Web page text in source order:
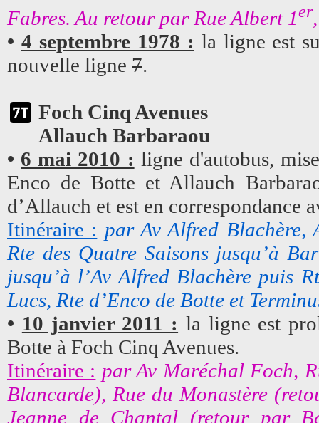
Fabres. Au retour par Rue Albert 1er
• 4 septembre 1978 : la ligne est
nouvelle ligne 7.
Foch Cinq Avenues
Allauch Barbaraou
• 6 mai 2010 : ligne d'autobus,
Enco de Botte et Allauch
d’Allauch et est en correspondance
Itinéraire : par Av Alfred Blachère,
Rte des Quatre Saisons jusqu’à
jusqu’à l’Av Alfred Blachère puis
Lucs, Rte d’Enco de Botte et
• 10 janvier 2011 : la ligne est
Botte à Foch Cinq Avenues.
Itinéraire : par Av Maréchal Foch,
Blancarde), Rue du Monastère
Jeanne de Chantal (retour par